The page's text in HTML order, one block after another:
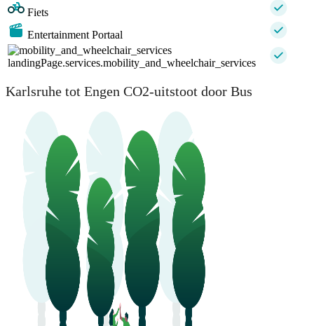
Fiets
Entertainment Portaal
landingPage.services.mobility_and_wheelchair_services
Karlsruhe tot Engen CO2-uitstoot door Bus